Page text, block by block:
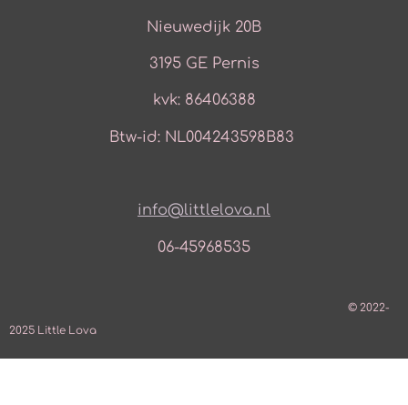
Nieuwedijk 20B
3195 GE Pernis
kvk: 86406388
Btw-id: NL004243598B83
info@littlelova.nl
06-45968535
© 2022-
2025 Little Lova